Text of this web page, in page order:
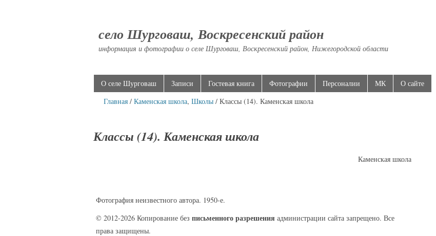
село Шурговаш, Воскресенский район
информация и фотографии о селе Шурговаш, Воскресенский район, Нижегородской области
О селе Шурговаш Записи Гостевая книга Фотографии Персоналии МК
О сайте
Главная / Каменская школа, Школы / Классы (14). Каменская школа
Классы (14). Каменская школа
Каменская школа
Фотография неизвестного автора. 1950-е.
© 2012-2026 Копирование без письменного разрешения администрации сайта запрещено. Все
права защищены.